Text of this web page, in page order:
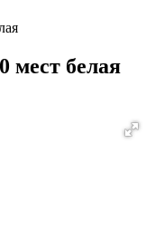
мест белая